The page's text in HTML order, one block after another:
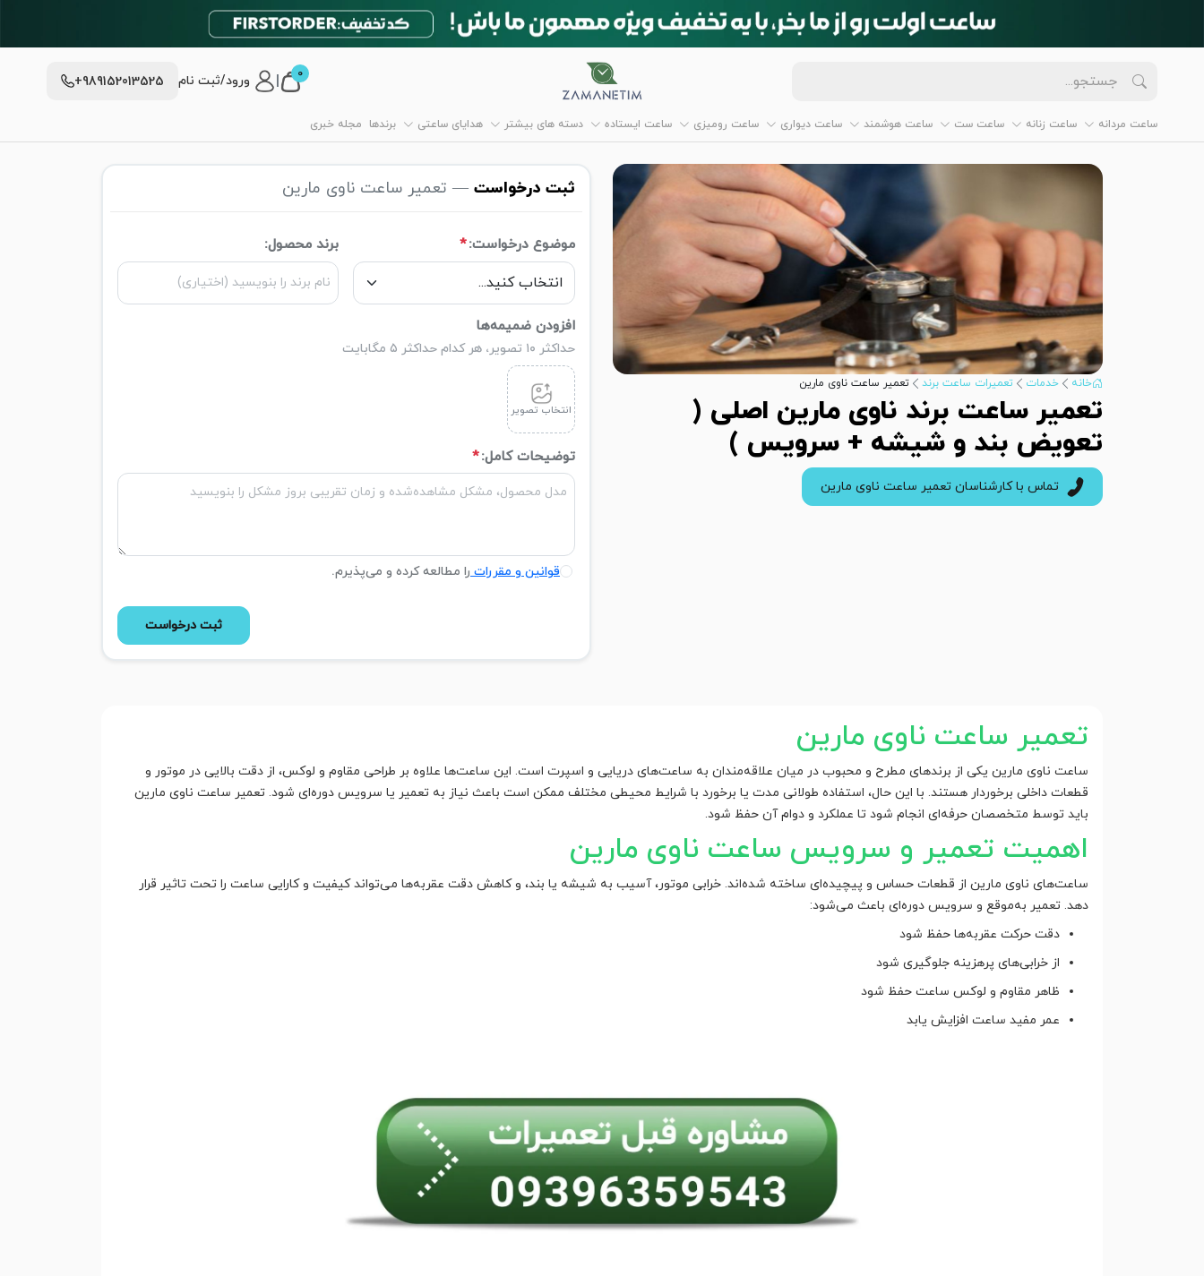
0 ورود/ثبت نام +989152013525
ساعت مردانه ساعت زنانه ساعت ست ساعت هوشمند ساعت دیواری ساعت رومیزی ساعت ایستاده دسته های بیشتر هدایای ساعتی برندها مجله خبری
خانه خدمات تعمیرات ساعت برند تعمیر ساعت ناوی مارین
تعمیر ساعت برند ناوی مارین اصلی (
تعویض بند و شیشه + سرویس )
تماس با کارشناسان تعمیر ساعت ناوی مارین
ثبت درخواست — تعمیر ساعت ناوی مارین
موضوع درخواست:* برند محصول:
افزودن ضمیمه‌ها
حداکثر ۱۰ تصویر، هر کدام حداکثر ۵ مگابایت
انتخاب تصویر
توضیحات کامل:*
قوانین و مقررات را مطالعه کرده و می‌پذیرم.
ثبت درخواست
تعمیر ساعت ناوی مارین
ساعت ناوی مارین یکی از برندهای مطرح و محبوب در میان علاقه‌مندان به ساعت‌های دریایی و اسپرت است. این ساعت‌ها علاوه بر طراحی مقاوم و لوکس، از دقت بالایی در موتور و
قطعات داخلی برخوردار هستند. با این حال، استفاده طولانی مدت یا برخورد با شرایط محیطی مختلف ممکن است باعث نیاز به تعمیر یا سرویس دوره‌ای شود. تعمیر ساعت ناوی مارین
باید توسط متخصصان حرفه‌ای انجام شود تا عملکرد و دوام آن حفظ شود.
اهمیت تعمیر و سرویس ساعت ناوی مارین
ساعت‌های ناوی مارین از قطعات حساس و پیچیده‌ای ساخته شده‌اند. خرابی موتور، آسیب به شیشه یا بند، و کاهش دقت عقربه‌ها می‌تواند کیفیت و کارایی ساعت را تحت تاثیر قرار
دهد. تعمیر به‌موقع و سرویس دوره‌ای باعث می‌شود:
دقت حرکت عقربه‌ها حفظ شود
از خرابی‌های پرهزینه جلوگیری شود
ظاهر مقاوم و لوکس ساعت حفظ شود
عمر مفید ساعت افزایش یابد